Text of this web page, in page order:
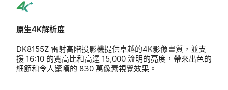
原生4K解析度
DK8155Z 雷射高階投影機提供卓越的4K影像畫質，並支
援 16:10 的寬高比和高達 15,000 流明的亮度，帶來出色的
細節和令人驚嘆的 830 萬像素視覺效果。